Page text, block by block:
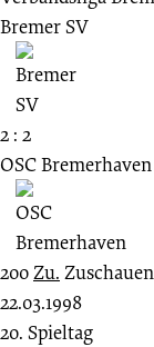
Bremer SV
2 : 2
OSC Bremerhaven
200Zu.
22.03.1998
20. Spieltag